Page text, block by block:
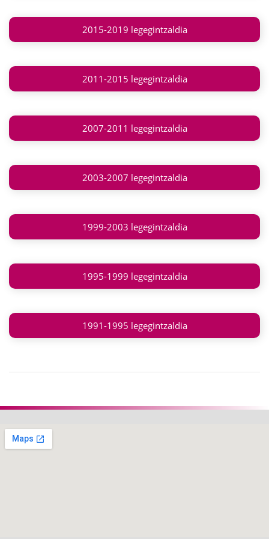
2015-2019 legegintzaldia
2011-2015 legegintzaldia
2007-2011 legegintzaldia
2003-2007 legegintzaldia
1999-2003 legegintzaldia
1995-1999 legegintzaldia
1991-1995 legegintzaldia